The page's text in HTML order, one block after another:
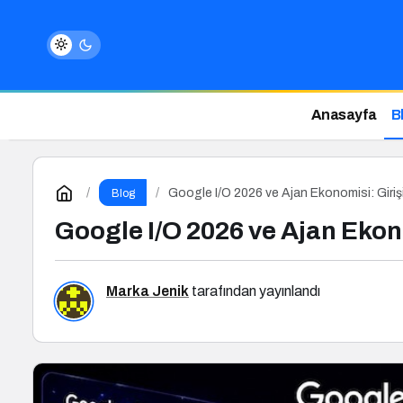
Anasayfa
Blog Google I/O 2026 ve Ajan Ekonomisi:
Google I/O 2026 ve Ajan
Marka Jenik tarafından yayınlandı